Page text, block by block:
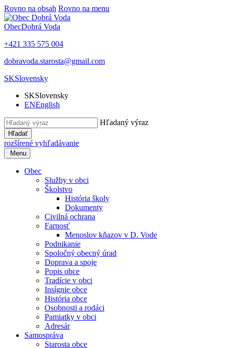
Rovno na obsah Rovno na menu
ObecDobrá Voda
+421 335 575 004
dobravoda.starosta@gmail.com
SKSlovensky
SKSlovensky
ENEnglish
Hľadaný výraz
Hľadať
rozšírené vyhľadávanie
Menu
Obec
Služby v obci
Školstvo
História školy
Dokumenty
Civilná ochrana
Farnosť
Menoslov kňazov v D. Vode
Podnikanie
Spoločný obecný úrad
Doprava a spoje
Popis obce
Tradície v obci
Insígnie obce
História obce
Osobnosti a rodáci
Pamiatky v obci
Adresár
Samospráva
Starosta obce